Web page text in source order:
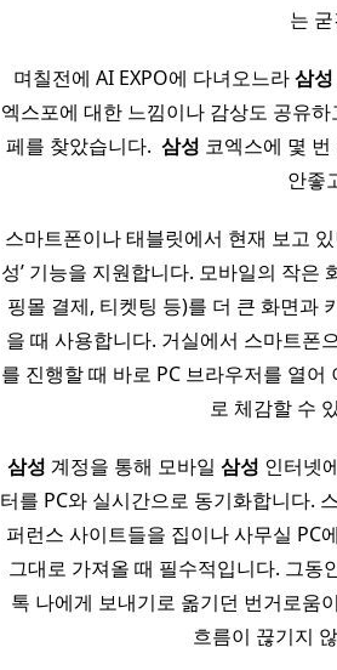
는
​ 며칠전에 AI EXPO에 다녀오느라삼성
엑스포에 대한 느낌이나 감상도 공유
페를 찾았습니다. ​ 삼성 코엑스에 몇
안좋
스마트폰이나 태블릿에서 현재 보고
성’ 기능을 지원합니다. 모바일의 작은
핑몰 결제, 티켓팅 등)를 더 큰 화면과
을 때 사용합니다. 거실에서 스마트폰
를 진행할 때 바로 PC 브라우저를 열
로 체감할 수
삼성 계정을 통해 모바일 삼성 인터넷
터를 PC와 실시간으로 동기화합니다.
퍼런스 사이트들을 집이나 사무실 PC
그대로 가져올 때 필수적입니다. 그동
톡 나에게 보내기로 옮기던 번거로움
흐름이 끊기지